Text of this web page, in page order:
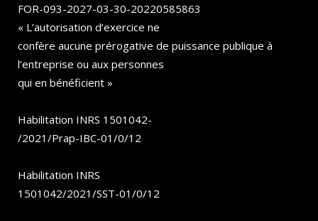
FOR-093-2027-03-30-20220585863
« L’autorisation d’exercice ne
confère aucune prérogative de puissance publique à
l’entreprise ou aux personnes
qui en bénéficient »
Habilitation INRS 1501042-
/2021/Prap-IBC-01/0/12
Habilitation INRS
1501042/2021/SST-01/0/12